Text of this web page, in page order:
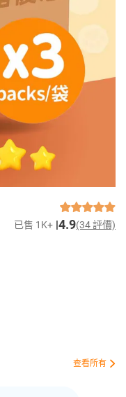
已售 1K+ 4.9(34 評價)
查看所有